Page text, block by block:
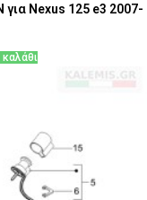
για Nexus 125 e3 2007-